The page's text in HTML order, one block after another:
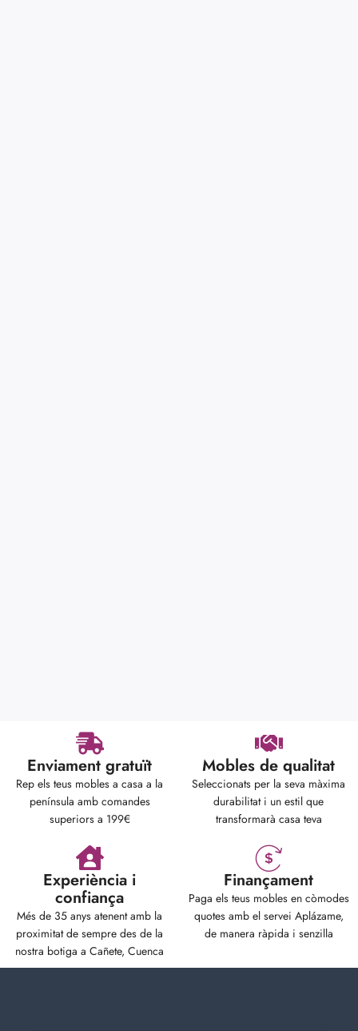
Enviament gratuït
Rep els teus mobles a casa a la
península amb comandes
superiors a 199€
Mobles de qualitat
Seleccionats per la seva màxima
durabilitat i un estil que
transformarà casa teva
Experiència i
confiança
Més de 35 anys atenent amb la
proximitat de sempre des de la
nostra botiga a Cañete, Cuenca
Finançament
Paga els teus mobles en còmodes
quotes amb el servei Aplázame,
de manera ràpida i senzilla